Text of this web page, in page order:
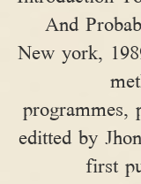
And
New york,
programmes,
editted by
first